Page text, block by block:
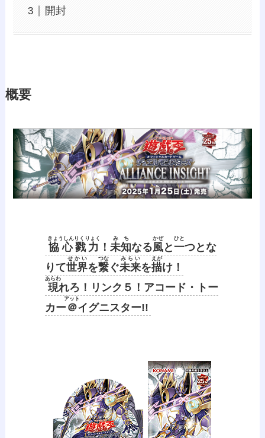
開封
概要
協心戮力
きょうしんりくりょく
！未知
みち
なる風
かぜ
と一
ひと
つとな
りて世界
せかい
を繋
つな
ぐ未来
みらい
を描
えが
け！
現
あらわ
れろ！リンク５！アコード・トー
カー ＠
アット
イグニスター!!